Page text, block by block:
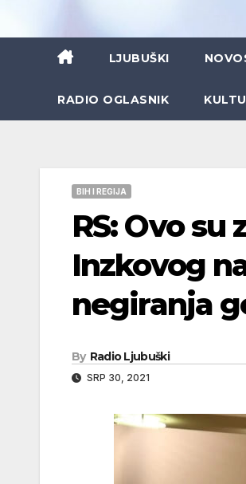
LJUBUŠKI
RADIO OGLASNIK
BIH I REGIJA
RS: Ovo
Inzkovog
negiranja
By Radio Ljubuški
SRP 30, 2021